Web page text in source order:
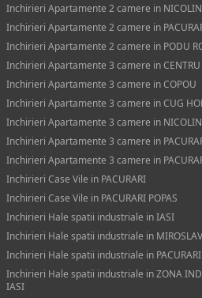
Inchirieri Apartamente 2 camere in
Inchirieri Apartamente 2 camere in
Inchirieri Apartamente 2 camere in PODU
Inchirieri Apartamente 3 camere in CENTRU
Inchirieri Apartamente 3 camere in COPOU
Inchirieri Apartamente 3 camere in CUG
Inchirieri Apartamente 3 camere in
Inchirieri Apartamente 3 camere in
Inchirieri Apartamente 3 camere in
Inchirieri Case Vile in PACURARI
Inchirieri Case Vile in PACURARI POPAS
Inchirieri Hale spatii industriale in IASI
Inchirieri Hale spatii industriale in
Inchirieri Hale spatii industriale in PACURARI
Inchirieri Hale spatii industriale in ZONA
IASI